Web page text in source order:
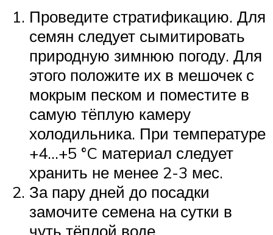
Проведите стратификацию. Для
семян следует сымитировать
природную зимнюю погоду. Для
этого положите их в мешочек с
мокрым песком и поместите в
самую тёплую камеру
холодильника. При температуре
+4…+5 °C материал следует
хранить не менее 2-3 мес.
За пару дней до посадки
замочите семена на сутки в
чуть тёплой воде.